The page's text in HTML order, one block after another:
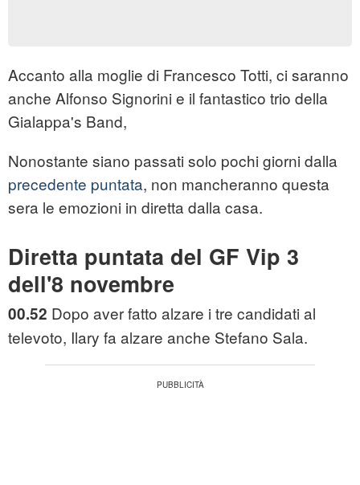
Accanto alla moglie di Francesco Totti, ci saranno
anche Alfonso Signorini e il fantastico trio della
Gialappa's Band,
Nonostante siano passati solo pochi giorni dalla
precedente puntata, non mancheranno questa
sera le emozioni in diretta dalla casa.
Diretta puntata del GF Vip 3
dell'8 novembre
00.52 Dopo aver fatto alzare i tre candidati al
televoto, Ilary fa alzare anche Stefano Sala.